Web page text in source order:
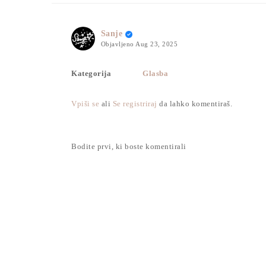
Sanje
Objavljeno Aug 23, 2025
Kategorija Glasba
Vpiši se ali Se registriraj da lahko komentiraš.
Bodite prvi, ki boste komentirali